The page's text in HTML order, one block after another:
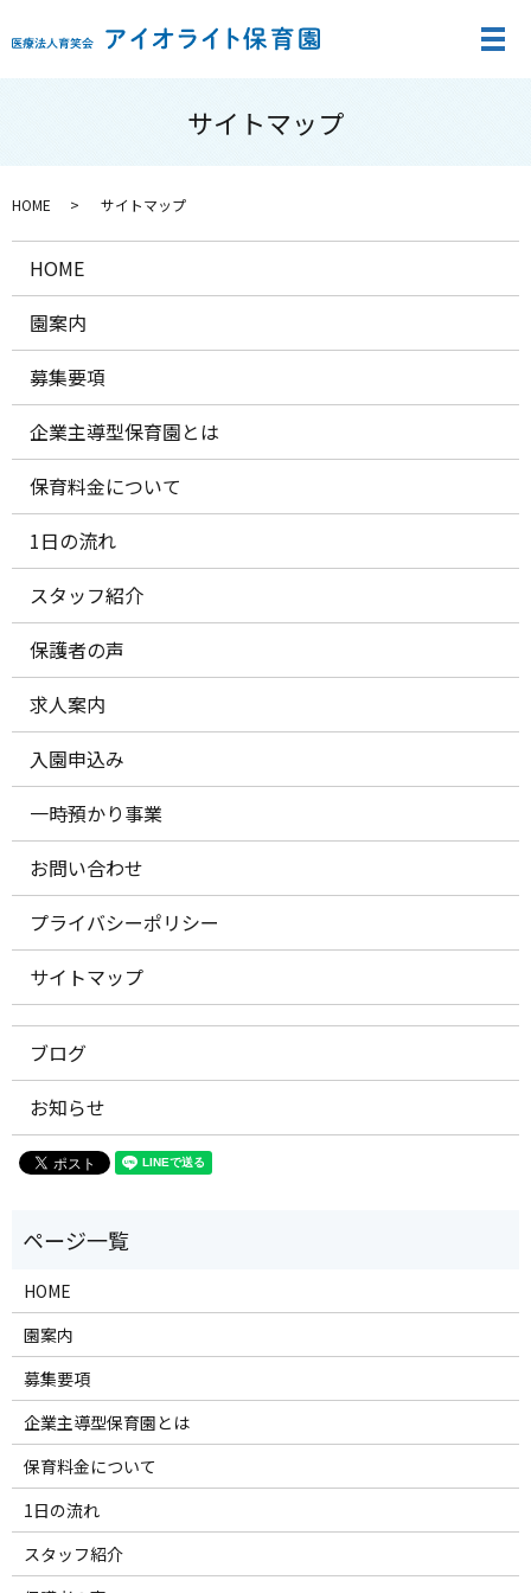
メ
サイトマップ
HOME サイトマップ
HOME
園案内
募集要項
企業主導型保育園とは
保育料金について
1日の流れ
スタッフ紹介
保護者の声
求人案内
入園申込み
一時預かり事業
お問い合わせ
プライバシーポリシー
サイトマップ
ブログ
お知らせ
HOME
園案内
募集要項
企業主導型保育園とは
保育料金について
1日の流れ
スタッフ紹介